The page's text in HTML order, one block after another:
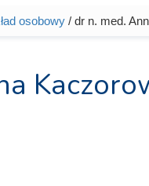
osobowy/ dr n. med.